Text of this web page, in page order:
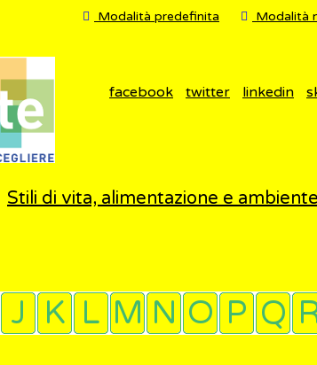
Modalità predefinita Modalità
facebook twitter linkedin
Stili di vita, alimentazione e ambiente